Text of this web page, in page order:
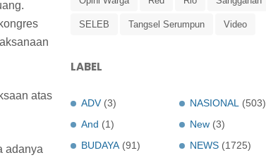
atas
adanya
SELEB Tangsel Serumpun Video
LABEL
ADV (3)
And (1)
BUDAYA (91)
NASIONAL
(503)
New (3)
NEWS (1725)